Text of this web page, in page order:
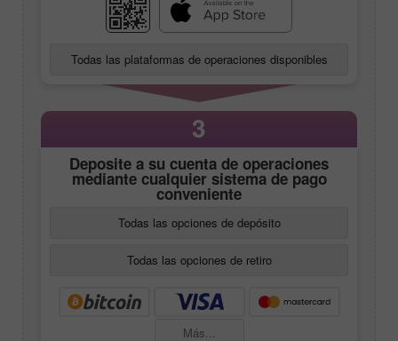
Todas las plataformas de operaciones disponibles
3
Deposite a su cuenta de operaciones
mediante cualquier sistema de pago
conveniente
Todas las opciones de depósito
Todas las opciones de retiro
Más...